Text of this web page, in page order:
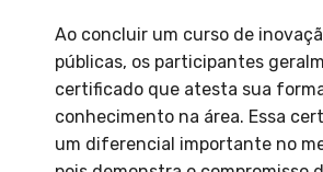
Ao concluir um curso de
públicas, os participantes
certificado que atesta sua
conhecimento na área. Essa
um diferencial importante no